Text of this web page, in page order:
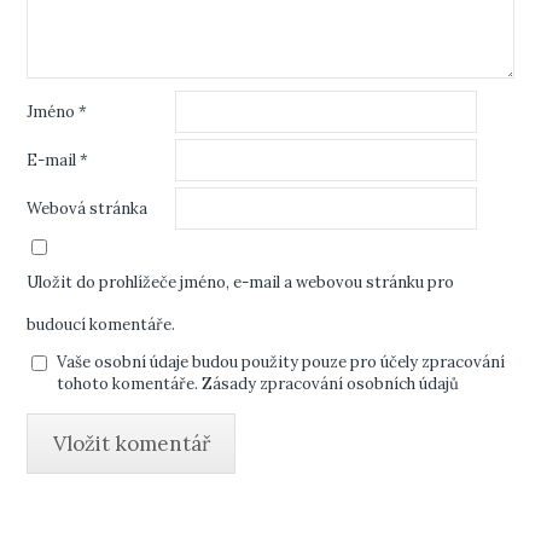
Jméno*
E-mail*
Webová stránka
Uložit do prohlížeče jméno, e-mail a webovou stránku pro
budoucí komentáře.
Vaše osobní údaje budou použity pouze pro účely zpracování
tohoto komentáře. Zásady zpracování osobních údajů